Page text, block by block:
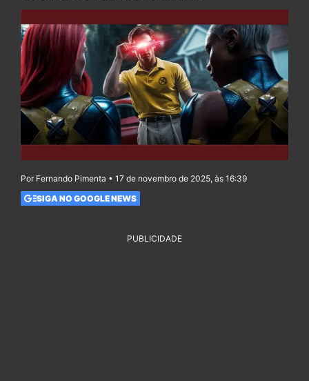
Por Fernando Pimenta • 17 de novembro de 2025, às 16:39
SIGA NO GOOGLE NEWS
PUBLICIDADE